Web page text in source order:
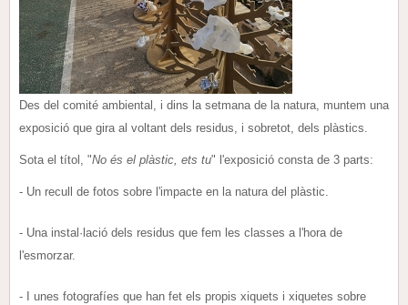
Des del comité ambiental, i dins la setmana de la natura, muntem una
exposició que gira al voltant dels residus, i sobretot, dels plàstics.
Sota el títol, "No és el plàstic, ets tu" l'exposició consta de 3 parts:
- Un recull de fotos sobre l'impacte en la natura del plàstic.
- Una instal·lació dels residus que fem les classes a l'hora de
l'esmorzar.
- I unes fotografíes que han fet els propis xiquets i xiquetes sobre